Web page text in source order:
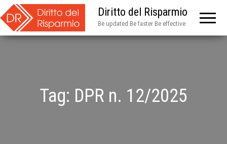
Diritto del Risparmio
Be updated Be faster Be effective
Tag: DPR n. 12/2025